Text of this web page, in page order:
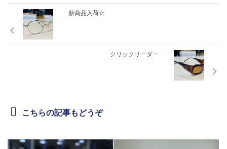
新商品入荷☆
クリックリーダー
こちらの記事もどうぞ